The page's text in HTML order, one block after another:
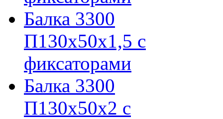
Балка 3300
П130х50х1,5 с
фиксаторами
Балка 3300
П130х50х2 с